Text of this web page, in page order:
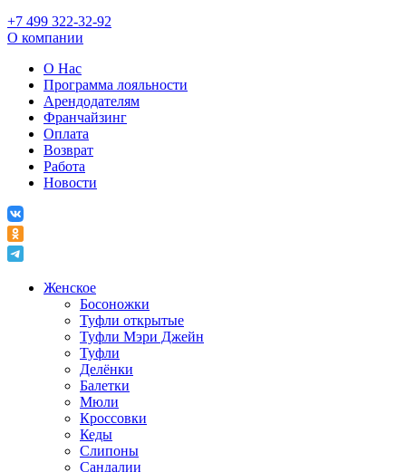
+7 499 322-32-92
О компании
О Нас
Программа лояльности
Арендодателям
Франчайзинг
Оплата
Возврат
Работа
Новости
Женское
Босоножки
Туфли открытые
Туфли Мэри Джейн
Туфли
Делёнки
Балетки
Мюли
Кроссовки
Кеды
Слипоны
Сандалии